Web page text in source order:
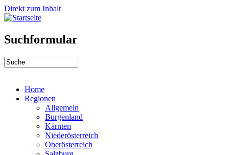
Direkt zum Inhalt
Suchformular
Home
Regionen
Allgemein
Burgenland
Kärnten
Niederösterreich
Oberösterreich